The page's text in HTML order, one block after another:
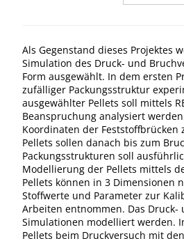
Als Gegenstand dieses Projektes
Simulation des Druck- und
Form ausgewählt. In dem ersten
zufälliger Packungsstruktur
ausgewählter Pellets soll mittels
Beanspruchung analysiert
Koordinaten der
Pellets sollen danach bis zum
Packungsstrukturen soll
Modellierung der Pellets mittels
Pellets können in 3
Stoffwerte und Parameter zur
Arbeiten entnommen. Das
Simulationen modelliert werden.
Pellets beim Druckversuch mit